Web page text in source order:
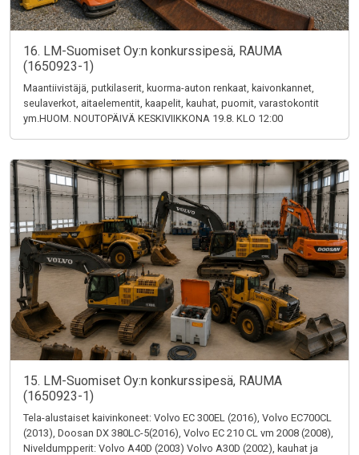
16. LM-Suomiset Oy:n konkurssipesä, RAUMA
(1650923-1)
Maantiivistäjä, putkilaserit, kuorma-auton renkaat, kaivonkannet,
seulaverkot, aitaelementit, kaapelit, kauhat, puomit, varastokontit
ym.HUOM. NOUTOPÄIVÄ KESKIVIIKKONA 19.8. KLO 12:00
15. LM-Suomiset Oy:n konkurssipesä, RAUMA
(1650923-1)
Tela-alustaiset kaivinkoneet: Volvo EC 300EL (2016), Volvo EC700CL
(2013), Doosan DX 380LC-5(2016), Volvo EC 210 CL vm 2008 (2008),
Niveldumpperit: Volvo A40D (2003) Volvo A30D (2002), kauhat ja